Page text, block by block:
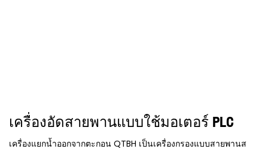
เครื่องอัดสายพานแบบใช้มอเตอร์ PLC
เครื่องแยกน้ำออกจากตะกอน QTBH เป็นเครื่องกรองแบบสายพานส